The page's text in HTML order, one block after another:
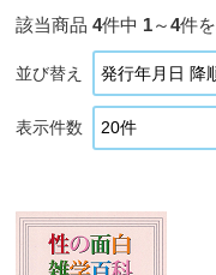
該当商品4件中 1～4件
並び替え
表示件数